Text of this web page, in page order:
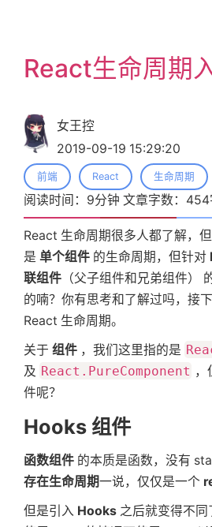
React生命周期
女王控
2019-09-19 15:29:20
前端 React 生命周期
阅读时间： 9分钟 文章字数： 454
React 生命周期很多人都了解，
是 单个组件 的生命周期，但针对
联组件 （父子组件和兄弟组件）
的喃？你有思考和了解过吗，接
React 生命周期。
关于 组件 ，我们这里指的是
及 React.PureComponent ，
件呢？
Hooks 组件
函数组件 的本质是函数，没有
存在生命周期一说，仅仅是一个
但是引入 Hooks 之后就变得不